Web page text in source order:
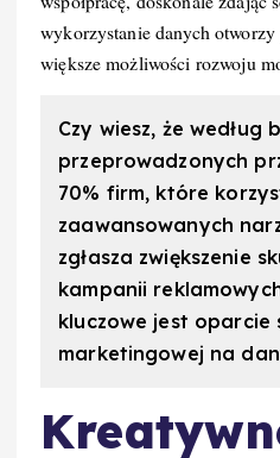
wykorzystanie danych otworzy
większe możliwości rozwoju
Czy wiesz, że według
przeprowadzonych
70% firm, które
zaawansowanych
zgłasza zwiększenie
kampanii
kluczowe jest oparcie
marketingowej na